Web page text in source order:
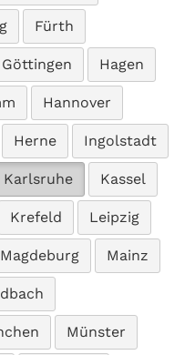
Fürth
Göttingen Hagen
Hannover
Herne Ingolstadt
Karlsruhe Kassel
Krefeld Leipzig
Magdeburg Mainz
Münster